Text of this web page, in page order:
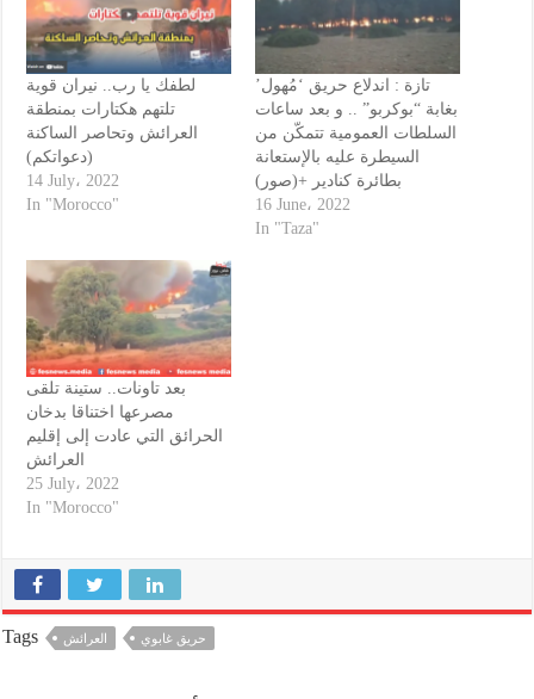
لطفك يا رب.. نيران قوية
تلتهم هكتارات بمنطقة
العرائش وتحاصر الساكنة
(دعواتكم)
14 July، 2022
In "Morocco"
تازة : اندلاع حريق ‘مُهول’
بغابة “بوكربو” .. و بعد ساعات
السلطات العمومية تتمكّن من
السيطرة عليه بالإستعانة
بطائرة كنادير +(صور)
16 June، 2022
In "Taza"
بعد تاونات.. ستينة تلقى
مصرعها اختناقا بدخان
الحرائق التي عادت إلى إقليم
العرائش
25 July، 2022
In "Morocco"
Tags العرائش حريق غابوي